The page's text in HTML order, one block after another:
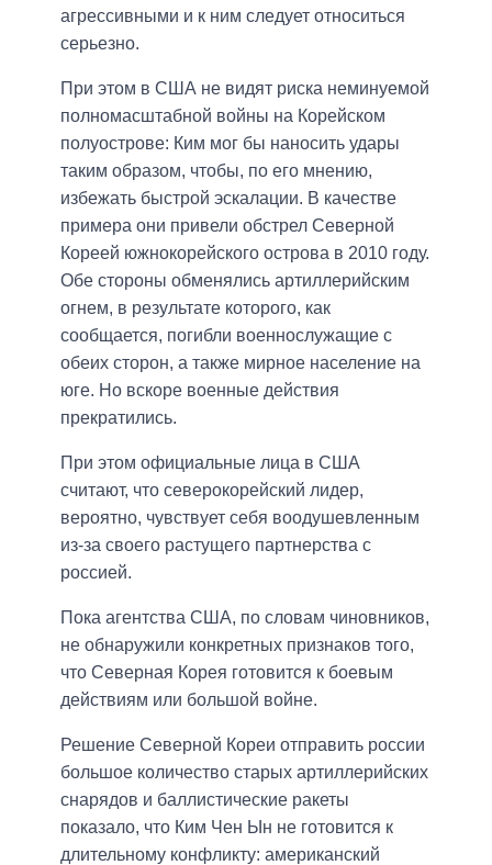
агрессивными и к ним следует относиться
серьезно.
При этом в США не видят риска неминуемой
полномасштабной войны на Корейском
полуострове: Ким мог бы наносить удары
таким образом, чтобы, по его мнению,
избежать быстрой эскалации. В качестве
примера они привели обстрел Северной
Кореей южнокорейского острова в 2010 году.
Обе стороны обменялись артиллерийским
огнем, в результате которого, как
сообщается, погибли военнослужащие с
обеих сторон, а также мирное население на
юге. Но вскоре военные действия
прекратились.
При этом официальные лица в США
считают, что северокорейский лидер,
вероятно, чувствует себя воодушевленным
из-за своего растущего партнерства с
россией.
Пока агентства США, по словам чиновников,
не обнаружили конкретных признаков того,
что Северная Корея готовится к боевым
действиям или большой войне.
Решение Северной Кореи отправить россии
большое количество старых артиллерийских
снарядов и баллистические ракеты
показало, что Ким Чен Ын не готовится к
длительному конфликту: американский